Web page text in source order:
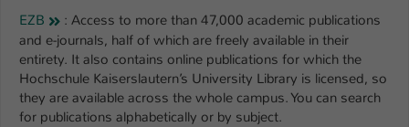
EZB
: Access to more than 47,000 academic publications
and e-journals, half of which are freely available in their
entirety. It also contains online publications for which the
Hochschule Kaiserslautern’s University Library is licensed, so
they are available across the whole campus. You can search
for publications alphabetically or by subject.